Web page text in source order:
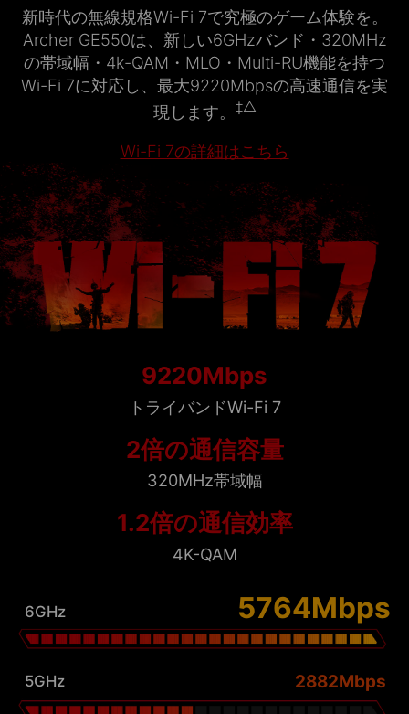
新時代の無線規格Wi-Fi 7で究極のゲーム体験を。
Archer GE550は、新しい6GHzバンド・320MHz
の帯域幅・4k-QAM・MLO・Multi-RU機能を持つ
Wi-Fi 7に対応し、最大9220Mbpsの高速通信を実
現します。
‡△
Wi-Fi 7の詳細はこちら
9220Mbps
トライバンドWi-Fi 7
2倍の通信容量
320MHz帯域幅
1.2倍の通信効率
4K-QAM
6GHz
5GHz
5764Mbps
2882Mbps